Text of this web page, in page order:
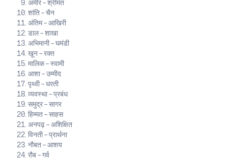
अमीर – श्रीमंत
शांति – चैन
अंतिम – आखिरी
डाल – शाखा
अभिमानी – घमंडी
खून – रक्त
मालिक – स्वामी
आशा – उम्मीद
पृथ्वी – धरती
व्यवस्था – प्रबंध
समुद्र – सागर
हिम्मत – साहस
अनपढ़ – अशिक्षित
विनती – प्रार्थना
नौबत – आशय
रौब – गर्व